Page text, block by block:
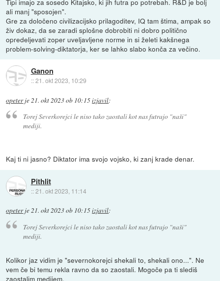
ali manj "sposojen".
Gre za določeno civilizacijsko prilagoditev, IQ tam štima, ampak so
živ dokaz, da se zaradi splošne dobrobiti ni dobro politično
opredeljevati zoper uveljavljene norme in si želeti kakšnega
problem-solving-diktatorja, ker se lahko slabo konča za večino.
Ganon
::21. okt 2023, 10:29
opeterje21. okt 2023 ob 10:15izjavil:
Torej Severkorejci le niso tako zaostali kot nas futrajo "naši"
mediji.
Kaj ti ni jasno? Diktator ima svojo vojsko, ki zanj krade denar.
Pithlit
::21. okt 2023, 11:14
opeterje21. okt 2023 ob 10:15izjavil:
Torej Severkorejci le niso tako zaostali kot nas futrajo "naši"
mediji.
Kolikor jaz vidim je "severnokorejci shekali to, shekali ono...". Ne
vem če bi temu rekla ravno da so zaostali. Mogoče pa ti slediš
zaostalim medijem.